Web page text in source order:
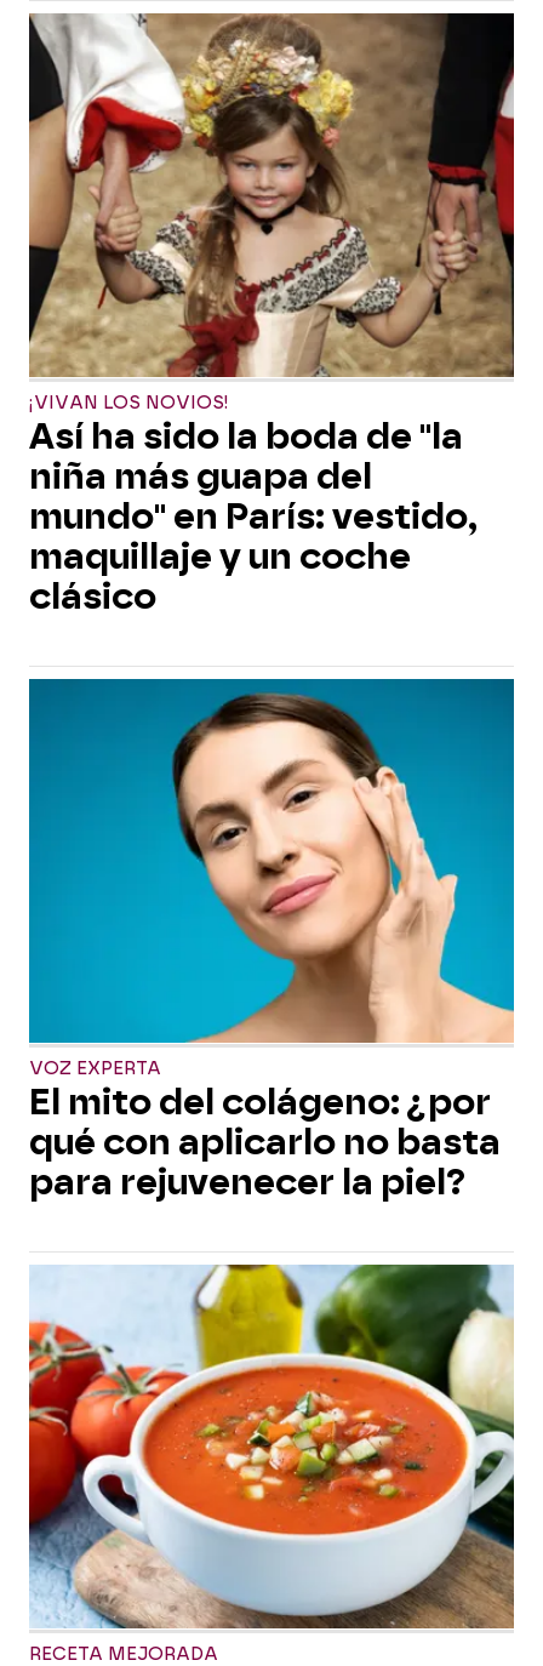
¡VIVAN LOS NOVIOS!
Así ha sido la boda de "la
niña más guapa del
mundo" en París: vestido,
maquillaje y un coche
clásico
VOZ EXPERTA
El mito del colágeno: ¿por
qué con aplicarlo no basta
para rejuvenecer la piel?
RECETA MEJORADA